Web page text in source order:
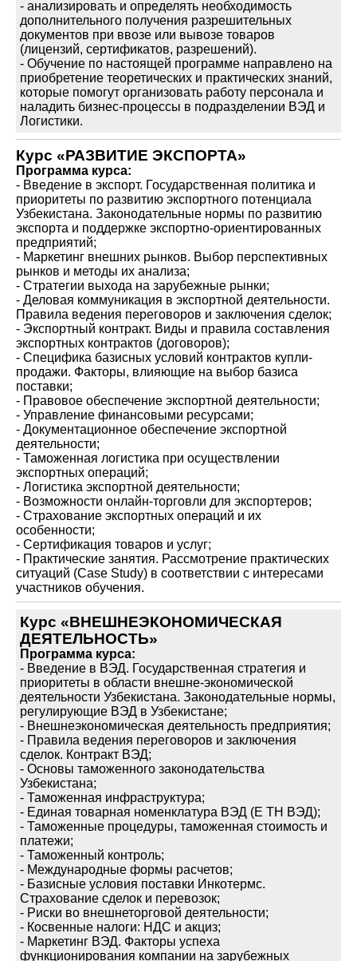
- анализировать и определять необходимость
дополнительного получения разрешительных
документов при ввозе или вывозе товаров
(лицензий, сертификатов, разрешений).
- Обучение по настоящей программе направлено на
приобретение теоретических и практических знаний,
которые помогут организовать работу персонала и
наладить бизнес-процессы в подразделении ВЭД и
Логистики.
Курс «РАЗВИТИЕ ЭКСПОРТА»
Программа курса:
- Введение в экспорт. Государственная политика и
приоритеты по развитию экспортного потенциала
Узбекистана. Законодательные нормы по развитию
экспорта и поддержке экспортно-ориентированных
предприятий;
- Маркетинг внешних рынков. Выбор перспективных
рынков и методы их анализа;
- Стратегии выхода на зарубежные рынки;
- Деловая коммуникация в экспортной деятельности.
Правила ведения переговоров и заключения сделок;
- Экспортный контракт. Виды и правила составления
экспортных контрактов (договоров);
- Специфика базисных условий контрактов купли-
продажи. Факторы, влияющие на выбор базиса
поставки;
- Правовое обеспечение экспортной деятельности;
- Управление финансовыми ресурсами;
- Документационное обеспечение экспортной
деятельности;
- Таможенная логистика при осуществлении
экспортных операций;
- Логистика экспортной деятельности;
- Возможности онлайн-торговли для экспортеров;
- Страхование экспортных операций и их
особенности;
- Сертификация товаров и услуг;
- Практические занятия. Рассмотрение практических
ситуаций (Case Study) в соответствии с интересами
участников обучения.
Курс «ВНЕШНЕЭКОНОМИЧЕСКАЯ
ДЕЯТЕЛЬНОСТЬ»
Программа курса:
- Введение в ВЭД. Государственная стратегия и
приоритеты в области внешне-экономической
деятельности Узбекистана. Законодательные нормы,
регулирующие ВЭД в Узбекистане;
- Внешнеэкономическая деятельность предприятия;
- Правила ведения переговоров и заключения
сделок. Контракт ВЭД;
- Основы таможенного законодательства
Узбекистана;
- Таможенная инфраструктура;
- Единая товарная номенклатура ВЭД (Е ТН ВЭД);
- Таможенные процедуры, таможенная стоимость и
платежи;
- Таможенный контроль;
- Международные формы расчетов;
- Базисные условия поставки Инкотермс.
Страхование сделок и перевозок;
- Риски во внешнеторговой деятельности;
- Косвенные налоги: НДС и акциз;
- Маркетинг ВЭД. Факторы успеха
функционирования компании на зарубежных